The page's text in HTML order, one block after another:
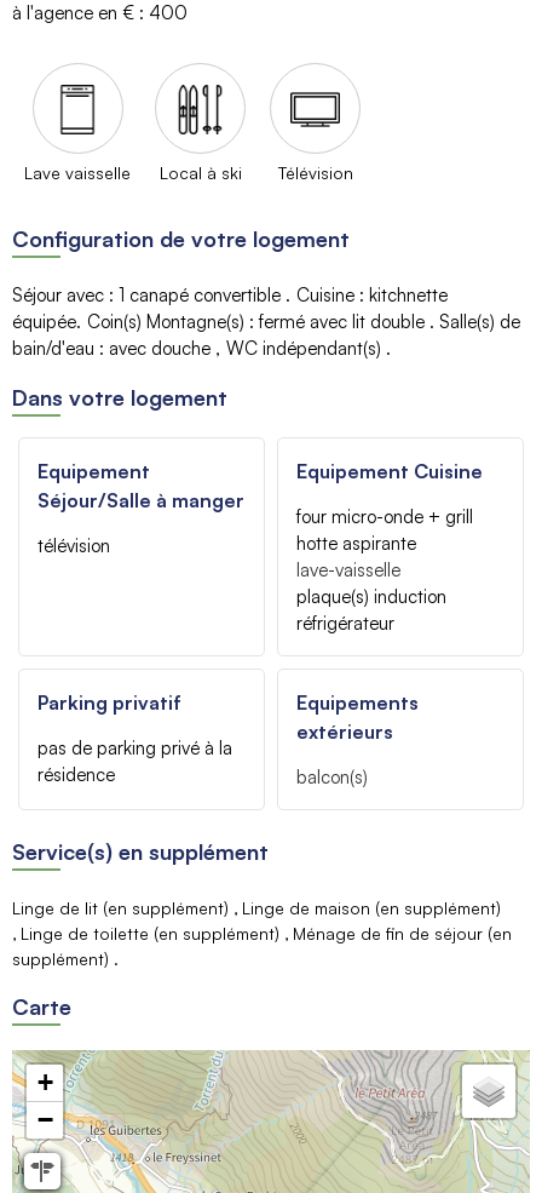
à l'agence en € : 400
Lave vaisselle Local à ski Télévision
Configuration de votre logement
Séjour avec : 1 canapé convertible Cuisine : kitchnette
équipée Coin(s) Montagne(s) : fermé avec lit double
Salle(s) de
bain/d'eau : avec douche WC indépendant(s)
Dans votre logement
Equipement
Séjour/Salle à manger
télévision
Equipement Cuisine
four micro-onde + grill
hotte aspirante
lave-vaisselle
plaque(s) induction
réfrigérateur
Parking privatif
pas de parking privé à la
résidence
Equipements
extérieurs
balcon(s)
Service(s) en supplément
Linge de lit (en supplément)
Linge de maison (en supplément)
Linge de toilette (en supplément)
Ménage de fin de séjour (en
supplément)
Carte
+
−